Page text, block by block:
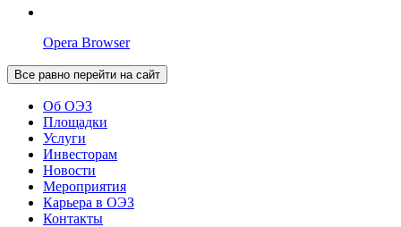
Opera Browser
Все равно перейти на сайт
Об ОЭЗ
Площадки
Услуги
Инвесторам
Новости
Мероприятия
Карьера в ОЭЗ
Контакты